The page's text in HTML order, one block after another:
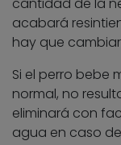
cantidad de la
acabará
hay que
Si el perro bebe
normal, no
eliminará con
agua en caso